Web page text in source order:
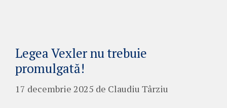
Legea Vexler nu trebuie
promulgată!
17 decembrie 2025 de Claudiu Târziu